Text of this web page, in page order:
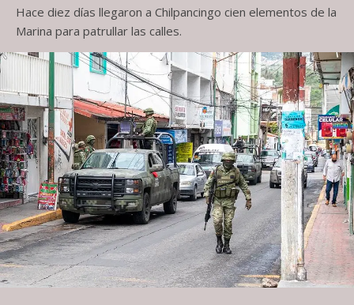
Hace diez días llegaron a Chilpancingo cien elementos de la
Marina para patrullar las calles.